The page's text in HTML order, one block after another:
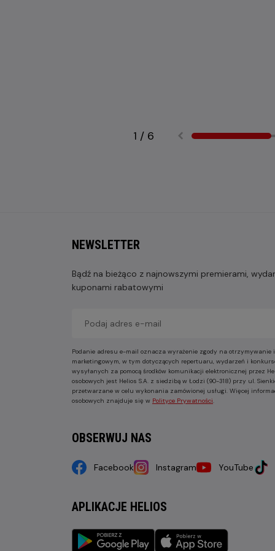
1 / 6
NEWSLETTER
Bądź na bieżąco z najnowszymi premierami,
kuponami rabatowymi
Podanie adresu e-mail oznacza wyrażenie zgody na
marketingowym, w tym dotyczących repertuaru, wydarzeń i
wysyłanych za pomocą środków komunikacji elektronicznej przez
osobowych jest Helios S.A. z siedzibą w Łodzi (90-318) przy ul.
przetwarzane w celu wykonania zamówionej usługi. Więcej
osobowych znajduje się w Polityce Prywatności
OBSERWUJ NAS
Facebook Instagram YouTube
APLIKACJE HELIOS